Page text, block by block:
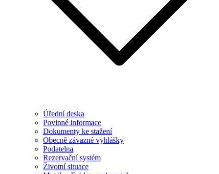
Úřední deska
Povinné informace
Dokumenty ke stažení
Obecně závazné vyhlášky
Podatelna
Rezervační systém
Životní situace